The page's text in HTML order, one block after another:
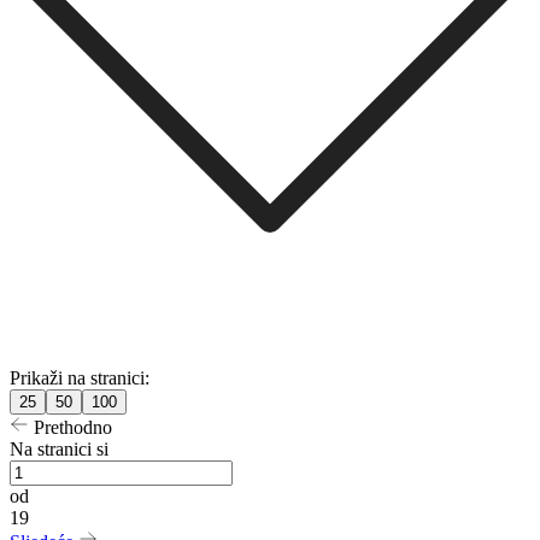
Prikaži na stranici:
25 50 100
Prethodno
Na stranici si
od
19